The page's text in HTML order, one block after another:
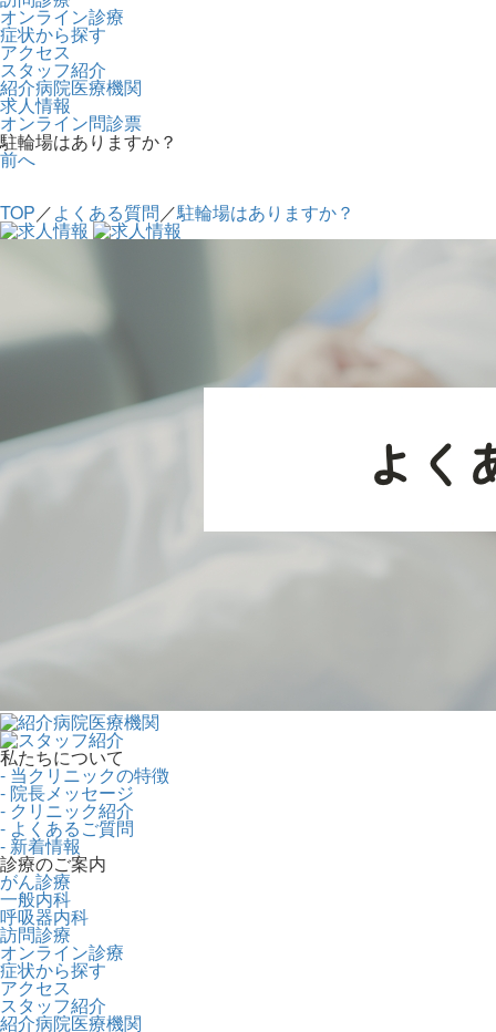
オンライン診療
症状から探す
アクセス
スタッフ紹介
紹介病院医療機関
求人情報
オンライン問診票
駐輪場はありますか？
前へ
TOP／よくある質問／駐輪場はありますか？
私たちについて
- 当クリニックの特徴
- 院長メッセージ
- クリニック紹介
- よくあるご質問
- 新着情報
診療のご案内
がん診療
一般内科
呼吸器内科
訪問診療
オンライン診療
症状から探す
アクセス
スタッフ紹介
紹介病院医療機関